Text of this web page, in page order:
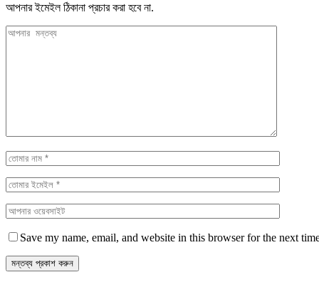
আপনার ইমেইল ঠিকানা প্রচার করা হবে না.
Save my name, email, and website in this browser for the next